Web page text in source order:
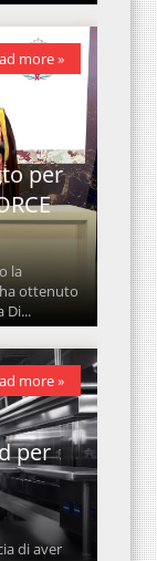
per
la
ottenuto
Di...
more »
per
di aver
more »